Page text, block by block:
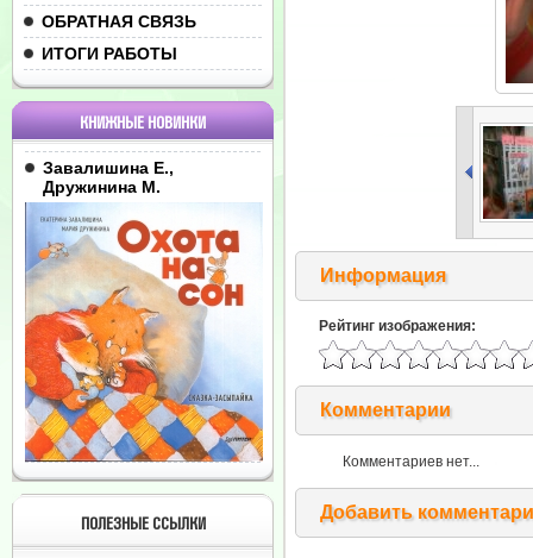
ОБРАТНАЯ СВЯЗЬ
ИТОГИ РАБОТЫ
КНИЖНЫЕ НОВИНКИ
Завалишина Е.,
Дружинина М.
ПОЛЕЗНЫЕ ССЫЛКИ
Информация
Рейтинг изображения:
Комментарии
Комментариев нет...
Добавить